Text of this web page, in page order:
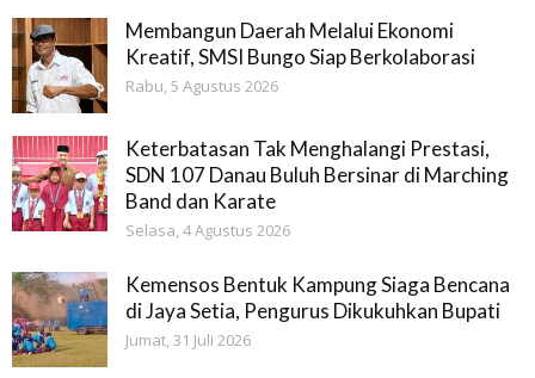
Membangun Daerah Melalui Ekonomi
Kreatif, SMSI Bungo Siap Berkolaborasi
Rabu, 5 Agustus 2026
Keterbatasan Tak Menghalangi Prestasi,
SDN 107 Danau Buluh Bersinar di Marching
Band dan Karate
Selasa, 4 Agustus 2026
Kemensos Bentuk Kampung Siaga Bencana
di Jaya Setia, Pengurus Dikukuhkan Bupati
Jumat, 31 Juli 2026